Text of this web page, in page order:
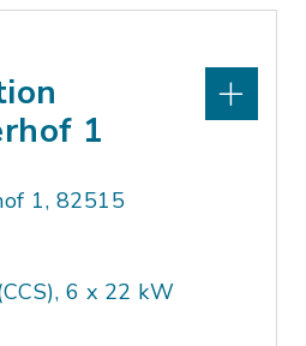
1
1, 82515
6 x 22 kW